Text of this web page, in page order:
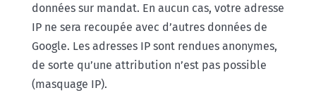
données sur mandat. En aucun cas, votre adresse
IP ne sera recoupée avec d’autres données de
Google. Les adresses IP sont rendues anonymes,
de sorte qu’une attribution n’est pas possible
(masquage IP).